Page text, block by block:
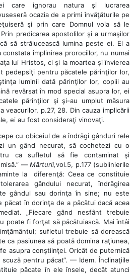
care ignorau natura şi lucrarea
ocazia de a primi învăţăturile pe
şi prin care Domnul voia să le
predicarea apostolilor şi a urmaşilor
să strălucească lumina peste ei. El a
împlinirea prorociilor, nu numai
lui Hristos, ci şi la moartea şi învierea
pedepsiţi pentru păcatele părinţilor lor,
luminii dată părinţilor lor, copiii au
revărsat în mod special asupra lor, ei
părinţilor şi şi-au umplut măsura
veacurilor, p.27, 28. Din cauza implicării
ei au fost consideraţi vinovaţi.
cu obiceiul de a îndrăgi gânduri rele
un gând necurat, să cochetezi cu o
ca sufletul să fie contaminat şi
—Mărturii,vol.5, p.177 (sublinierile
la diferenţă: Ceea ce constituie
gândului necurat, îndrăgirea
gândul sau dorinţa în sine; nu este
păcat în dorinţa de a păcătui dacă acea
„Fiecare gând nesfânt trebuie
poate fi forţat să păcătuiască. Mai întâi
sufletul trebuie să dorească
ca pasiunea să poată domina raţiunea,
asupra conştiinţei. Oricât de puternică
pentru păcat“. — Idem. Înclinaţiile
păcate în ele însele, decât atunci